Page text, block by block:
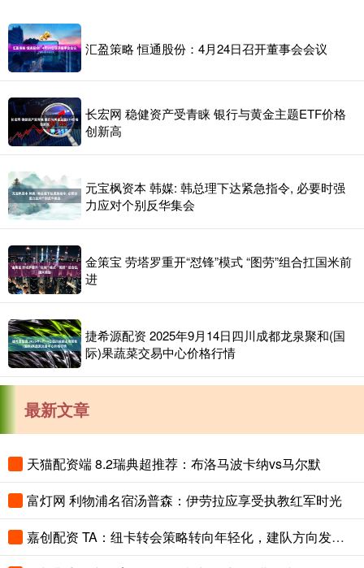
汇盈策略 恒通股份：4月24日召开董事会会议
长宏网 稳健资产受青睐 银行与黄金主题ETF价格
创新高
元宝枫资本 韩媒: 韩总理下达紧急指令, 必要时强
力应对个别反华集会
金策宝 劳塔罗重开“怼锋”模式 “图劳”组合扛国米前
进
捷希源配资 2025年9月14日四川成都龙泉聚和(国
际)果蔬菜交易中心价格行情
最新文章
天猫配资端 8.2瑞典超推荐：布洛马波卡纳vs马尔默
富灯网 利物浦名宿汤普森：伊劳拉应享受执教红军时光
嘉创配资 TA：纽卡转会策略转向年轻化，建队方向发生转变